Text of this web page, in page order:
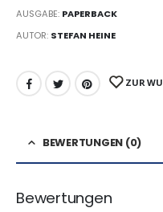
AUSGABE: PAPERBACK
AUTOR: STEFAN HEINE
ZUR
BEWERTUNGEN (0)
Bewertungen